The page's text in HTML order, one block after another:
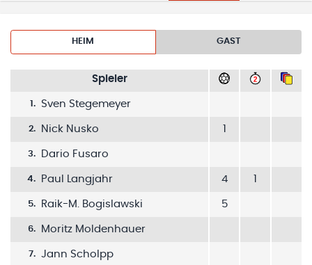
HEIM GAST
Spieler
1. Sven Stegemeyer
2. Nick Nusko
3. Dario Fusaro
4. Paul Langjahr 4
5. Raik-M. Bogislawski 5
6. Moritz Moldenhauer
7. Jann Scholpp